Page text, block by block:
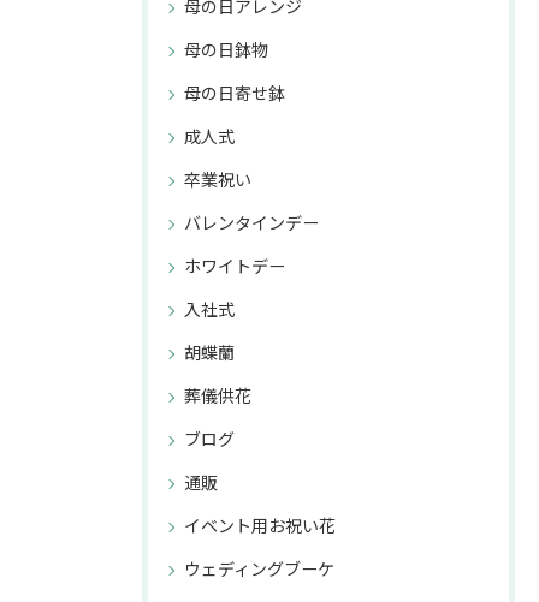
母の日アレンジ
母の日鉢物
母の日寄せ鉢
成人式
卒業祝い
バレンタインデー
ホワイトデー
入社式
胡蝶蘭
葬儀供花
ブログ
通販
イベント用お祝い花
ウェディングブーケ